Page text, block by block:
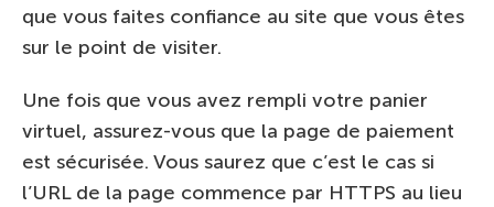
que vous faites confiance au site que vous êtes
sur le point de visiter.
Une fois que vous avez rempli votre panier
virtuel, assurez-vous que la page de paiement
est sécurisée. Vous saurez que c’est le cas si
l’URL de la page commence par HTTPS au lieu